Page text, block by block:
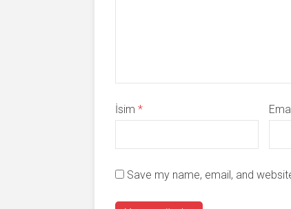
İsim *
Save my name, email, and